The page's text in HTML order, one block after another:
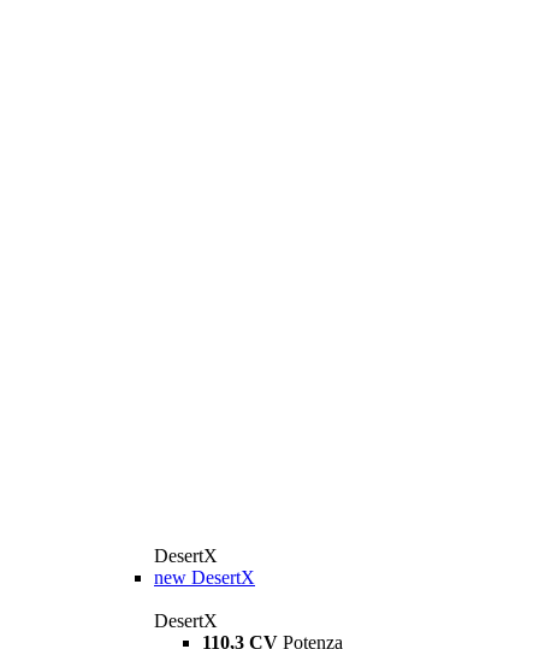
DesertX
new DesertX
DesertX
110,3 CV Potenza